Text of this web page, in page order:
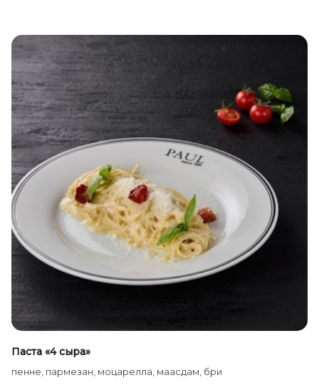
Паста «4 сыра»
пенне, пармезан, моцарелла, маасдам, бри